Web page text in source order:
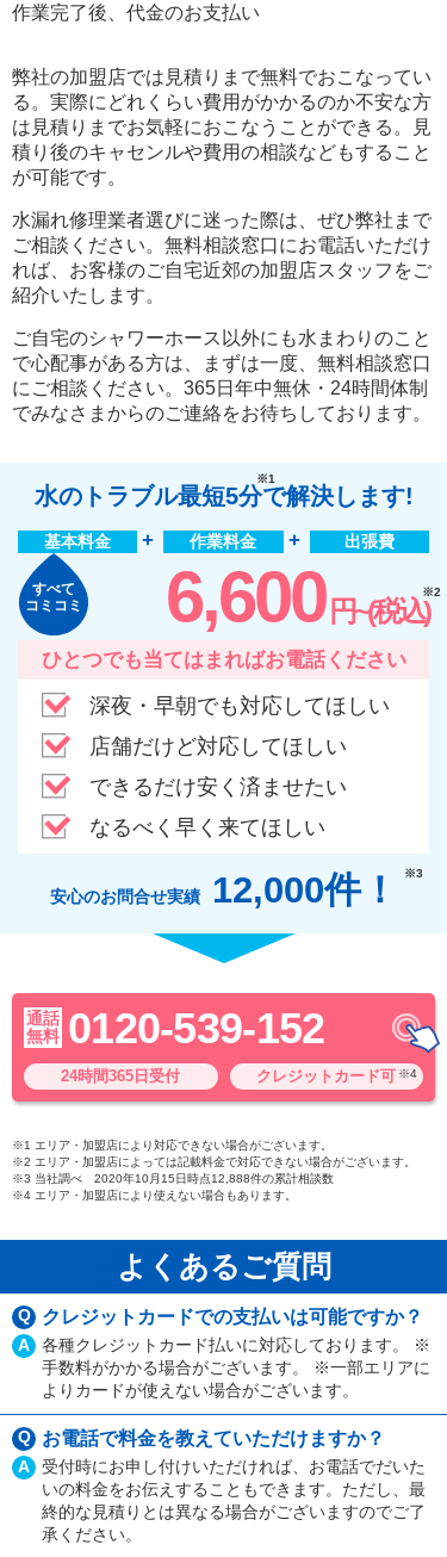
作業完了後、代金のお支払い
弊社の加盟店では見積りまで無料でおこなってい
る。実際にどれくらい費用がかかるのか不安な方
は見積りまでお気軽におこなうことができる。見
積り後のキャセンルや費用の相談などもすること
が可能です。
水漏れ修理業者選びに迷った際は、ぜひ弊社まで
ご相談ください。無料相談窓口にお電話いただけ
れば、お客様のご自宅近郊の加盟店スタッフをご
紹介いたします。
ご自宅のシャワーホース以外にも水まわりのこと
で心配事がある方は、まずは一度、無料相談窓口
にご相談ください。365日年中無休・24時間体制
でみなさまからのご連絡をお待ちしております。
水のトラブル最短5分
※1
で解決します!
基本料金 作業料金 出張費
すべて
コミコミ
6,600 円~(税込)
※2
ひとつでも当てはまればお電話ください
深夜・早朝でも対応してほしい
店舗だけど対応してほしい
できるだけ安く済ませたい
なるべく早く来てほしい
安心のお問合せ実績 12,000件！ ※3
通話
無料 0120-539-152
24時間365日受付 クレジットカード可 ※4
※1 エリア・加盟店により対応できない場合がございます。
※2 エリア・加盟店によっては記載料金で対応できない場合がございます。
※3 当社調べ 2020年10月15日時点12,888件の累計相談数
※4 エリア・加盟店により使えない場合もあります。
よくあるご質問
Q クレジットカードでの支払いは可能ですか？
A
各種クレジットカード払いに対応しております。 ※
手数料がかかる場合がございます。 ※一部エリアに
よりカードが使えない場合がございます。
Q お電話で料金を教えていただけますか？
A
受付時にお申し付けいただければ、お電話でだいた
いの料金をお伝えすることもできます。ただし、最
終的な見積りとは異なる場合がございますのでご了
承ください。